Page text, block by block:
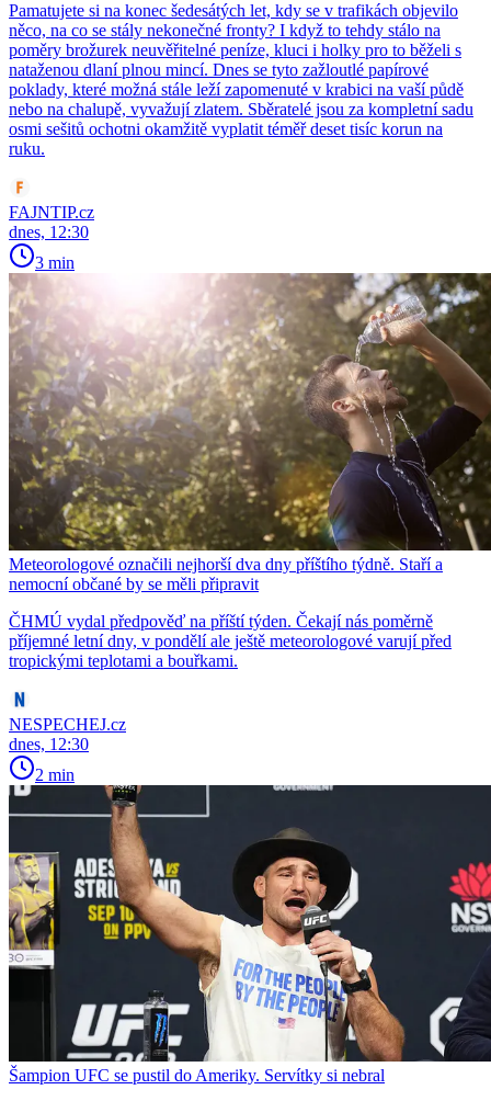
Pamatujete si na konec šedesátých let, kdy se v trafikách objevilo
něco, na co se stály nekonečné fronty? I když to tehdy stálo na
poměry brožurek neuvěřitelné peníze, kluci i holky pro to běželi s
nataženou dlaní plnou mincí. Dnes se tyto zažloutlé papírové
poklady, které možná stále leží zapomenuté v krabici na vaší půdě
nebo na chalupě, vyvažují zlatem. Sběratelé jsou za kompletní sadu
osmi sešitů ochotni okamžitě vyplatit téměř deset tisíc korun na
ruku.
FAJNTIP.cz
dnes, 12:30
3 min
Meteorologové označili nejhorší dva dny příštího týdně. Staří a
nemocní občané by se měli připravit
ČHMÚ vydal předpověď na příští týden. Čekají nás poměrně
příjemné letní dny, v pondělí ale ještě meteorologové varují před
tropickými teplotami a bouřkami.
NESPECHEJ.cz
dnes, 12:30
2 min
Šampion UFC se pustil do Ameriky. Servítky si nebral